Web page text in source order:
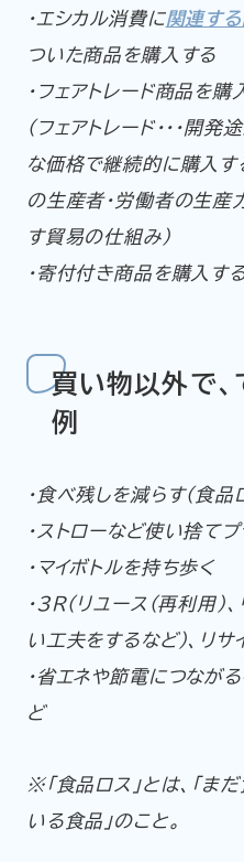
・エシカル消費に関連する
ついた商品を購入する
・フェアトレード商品を購
（フェアトレード・・・開
な価格で継続的に購入す
の生産者・労働者の生
す貿易の仕組み)
・寄付付き商品を購
買い物以外で、
例
・食べ残しを減らす（食
・ストローなど使い捨て
・マイボトルを
・3R（リユース（再利用）
い工夫をするなど）、リサ
・省エネや節電につ
ど
※「食品ロス」とは、「ま
いる食品」のこと。